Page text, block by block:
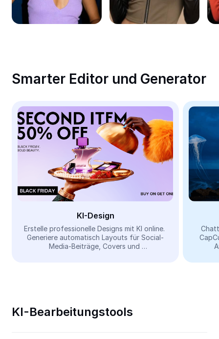
Bildhintergrund entfernen
Bilder zusammenfügen
Meme-Generator
AI Text Remover
AI People Remover
AI Inpainting
Face Cutout
Video
Videohintergrund entfernen
Video zuschneiden
Smarter Editor und Generator
KI-Design
Erstelle professionelle Designs mit KI online.
Generiere automatisch Layouts für Social-
Media-Beiträge, Covers und
KI-Bearbeitungstools